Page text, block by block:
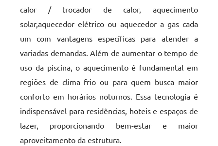
calor / trocador de calor, aquecimento
solar,aquecedor elétrico ou aquecedor a gas cada
um com vantagens específicas para atender a
variadas demandas. Além de aumentar o tempo de
uso da piscina, o aquecimento é fundamental em
regiões de clima frio ou para quem busca maior
conforto em horários noturnos. Essa tecnologia é
indispensável para residências, hoteis e espaços de
lazer, proporcionando bem-estar e maior
aproveitamento da estrutura.